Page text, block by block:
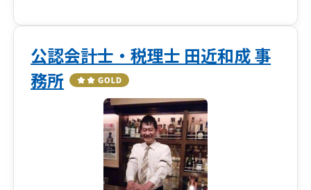
公認会計士・税理士 田近和成 事
務所